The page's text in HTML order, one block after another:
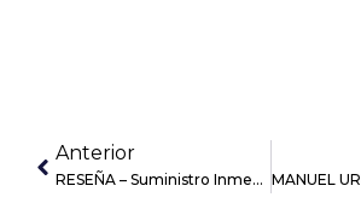
Anterior
RESEÑA – Suministro Inmediato de Información (SII)